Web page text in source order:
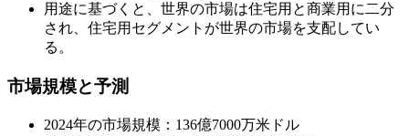
用途に基づくと、世界の市場は住宅用と商業用に二分
され、住宅用セグメントが世界の市場を支配してい
る。
市場規模と予測
2024年の市場規模：136億7000万米ドル